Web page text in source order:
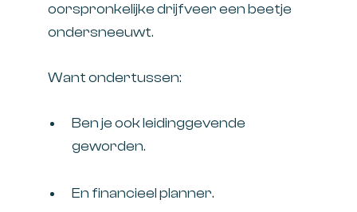
oorspronkelijke drijfveer een beetje
ondersneeuwt.
Want ondertussen:
Ben je ook leidinggevende
geworden.
En financieel planner.